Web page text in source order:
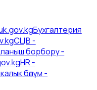
Бухгалтерия
СЦВ -
борбору-
HR-
бөлүм -